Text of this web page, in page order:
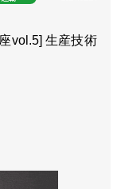
vol.5] 生産技術